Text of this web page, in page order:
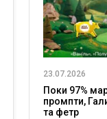
23.07.2026
Поки 97%
промпти,
та фетр